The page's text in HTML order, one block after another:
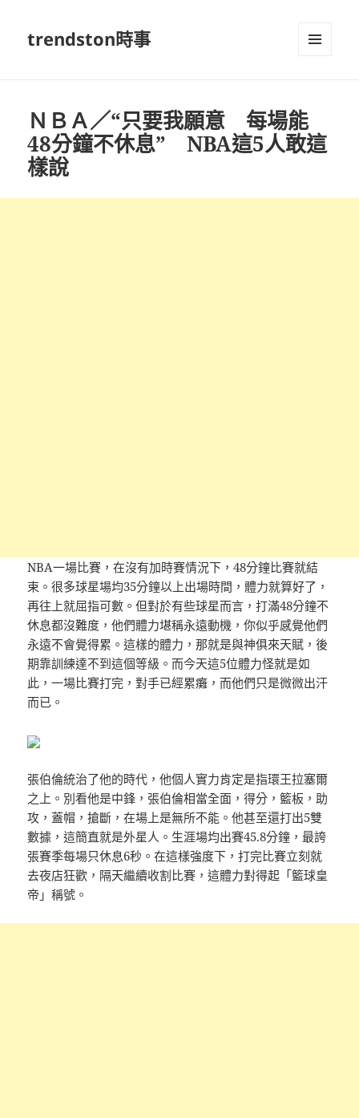
trendston時事
ＮＢＡ／“只要我願意 每場能
48分鐘不休息” NBA這5人敢這
樣說
NBA一場比賽，在沒有加時賽情況下，48分鐘比賽就結
束。很多球星場均35分鐘以上出場時間，體力就算好了，
再往上就屈指可數。但對於有些球星而言，打滿48分鐘不
休息都沒難度，他們體力堪稱永遠動機，你似乎感覺他們
永遠不會覺得累。這樣的體力，那就是與神俱來天賦，後
期靠訓練達不到這個等級。而今天這5位體力怪就是如
此，一場比賽打完，對手已經累癱，而他們只是微微出汗
而已。
張伯倫統治了他的時代，他個人實力肯定是指環王拉塞爾
之上。別看他是中鋒，張伯倫相當全面，得分，籃板，助
攻，蓋帽，搶斷，在場上是無所不能。他甚至還打出5雙
數據，這簡直就是外星人。生涯場均出賽45.8分鐘，最誇
張賽季每場只休息6秒。在這樣強度下，打完比賽立刻就
去夜店狂歡，隔天繼續收割比賽，這體力對得起「籃球皇
帝」稱號。